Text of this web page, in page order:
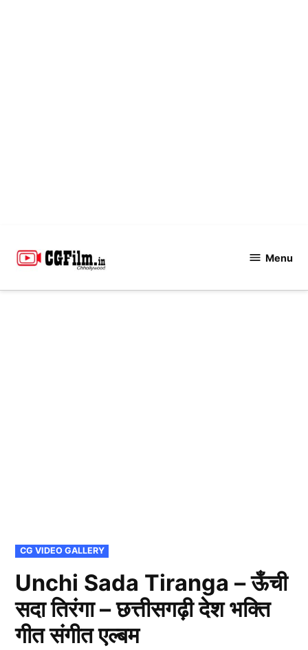
Menu
POSTED
IN
CG VIDEO GALLERY
Unchi Sada Tiranga – ऊँची
सदा तिरंगा – छत्तीसगढ़ी देश भक्ति
गीत संगीत एल्बम